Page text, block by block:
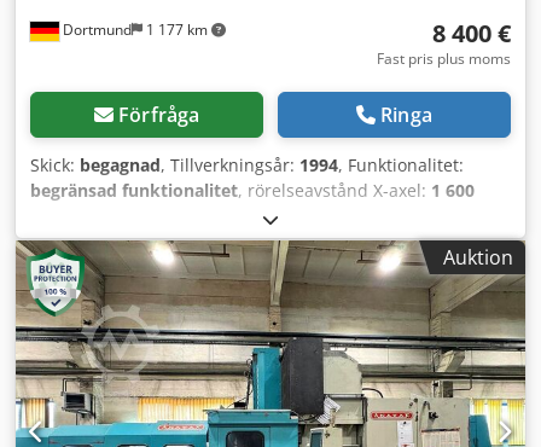
Dortmund 1 177 km 8 400 €
Fast pris plus moms
Förfråga Ringa
Skick: begagnad, Tillverkningsår: 1994, Funktionalitet:
begränsad funktionalitet, rörelseavstånd X-axel: 1 600
800 mm
mm, bordbredd:700 mm, bordlängd:1 800 mm, Anayak
VH 1800 sängfräsmaskin med 4:e axel Styrning Heidenhain
TNC 415 B 4:e axel som rundbord, borddiameter ca 530
mm Verktygsupptagning SK 50 Maskinen fungerar, vidare
skick okänt Maskinen är fortfarande ansluten till el Csdpfx
Agjypxtaj Uoha Traverskran för lastning finns tillgänglig
Auktion